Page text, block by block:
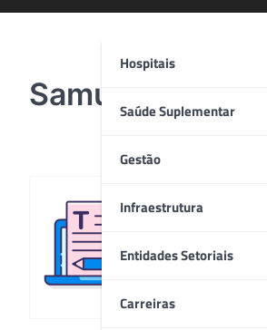
Hospitais
Saúde Suplementar
Gestão
Infraestrutura
Entidades Setoriais
Carreiras
Samuel Flam